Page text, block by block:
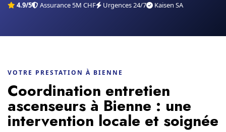
4.9/5 Assurance 5M CHF Urgences 24/7 Kaisen SA
VOTRE PRESTATION À BIENNE
Coordination entretien
ascenseurs à Bienne : une
intervention locale et soignée